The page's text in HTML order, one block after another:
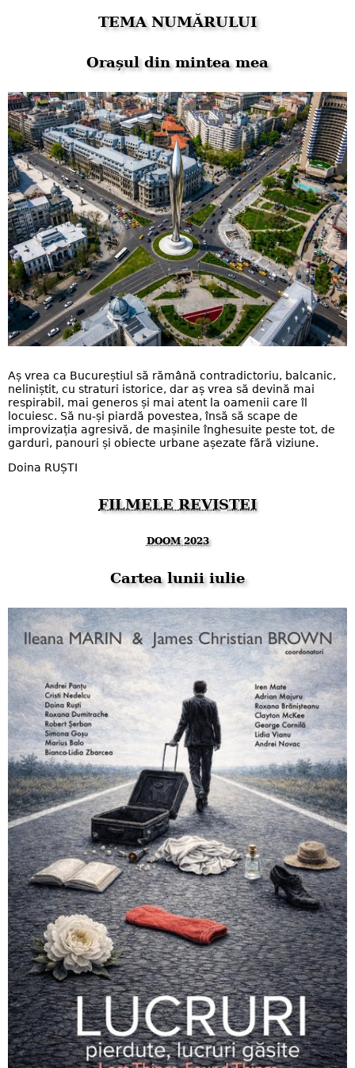
TEMA NUMĂRULUI
Orașul din mintea mea
Aș vrea ca Bucureștiul să rămână contradictoriu, balcanic,
neliniștit, cu straturi istorice, dar aș vrea să devină mai
respirabil, mai generos și mai atent la oamenii care îl
locuiesc. Să nu-și piardă povestea, însă să scape de
improvizația agresivă, de mașinile înghesuite peste tot, de
garduri, panouri și obiecte urbane așezate fără viziune.
Doina RUȘTI
FILMELE REVISTEI
DOOM 2023
Cartea lunii iulie